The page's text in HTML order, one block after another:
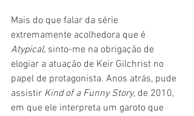
Mais do que falar da série
extremamente acolhedora que é
Atypical, sinto-me na obrigação de
elogiar a atuação de Keir Gilchrist no
papel de protagonista. Anos atrás, pude
assistir Kind of a Funny Story, de 2010,
em que ele interpreta um garoto que